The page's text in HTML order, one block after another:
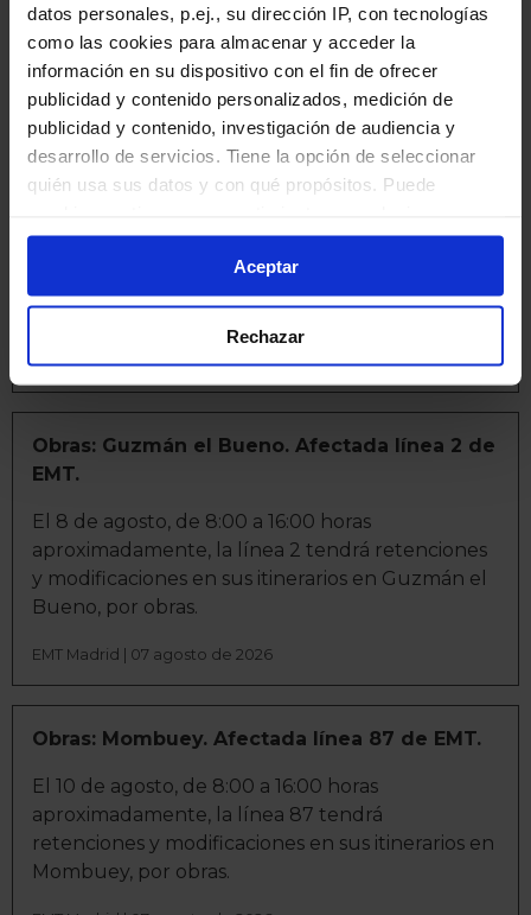
datos personales, p.ej., su dirección IP, con tecnologías
como las cookies para almacenar y acceder la
información en su dispositivo con el fin de ofrecer
publicidad y contenido personalizados, medición de
publicidad y contenido, investigación de audiencia y
desarrollo de servicios. Tiene la opción de seleccionar
quién usa sus datos y con qué propósitos. Puede
momento desde la Declaración de cookies o clicando en
el Menú de consentimiento.
Si lo permite, también quisiéramos:
Recopilar información sobre su ubicación
geográfica que puede tener una precisión de varios
metros
Identificar su dispositivo analizándolo activamente
para buscar características específicas (huellas
Obtenga más información sobre cómo se procesan sus
datos personales y establezca sus preferencias en la
sección de datos . Puede cambiar o retirar su
consentimiento en cualquier momento en la Declaración
de cookies.
La publicidad digital personalizada, basada en la
información recogida mediante cookies o tecnologías
identificadores de cookies o páginas visitadas), nos
permite financiar nuestra actividad para mantener activa
esta página web sin coste para nuestros usuarios.
Pulsando el botónAceptar
Aceptar
Rechazar
Madrid en Madrid:
Obras: Glorieta carretera Fuencarral a
Alcobendas sobre M-40. Afectadas 3 líneas
de EMT.
Desde las 11:00 horas aproximadamente del 11 de
tendrán retenciones y modificaciones en sus
Alcobendas sobre M-40.
EMT Madrid | 07 agosto de 2026
Obras: Guzmán el Bueno. Afectada línea 2 de
EMT.
El 8 de agosto, de 8:00 a 16:00 horas
aproximadamente, la línea 2 tendrá retenciones
y modificaciones en sus itinerarios en Guzmán el
Bueno, por obras.
EMT Madrid | 07 agosto de 2026
Obras: Mombuey. Afectada línea 87 de EMT.
El 10 de agosto, de 8:00 a 16:00 horas
aproximadamente, la línea 87 tendrá
retenciones y modificaciones en sus itinerarios en
Mombuey, por obras.